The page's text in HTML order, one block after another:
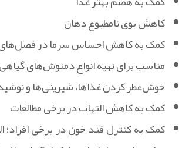
کاهش بوی نامطبوع دهان
کمک به کاهش احساس سرما در
مناسب برای تهیه انواع دمنوش‌های گیاهی
خوش‌عطر کردن غذاها، شیرینی‌ها و
کمک به کاهش التهاب در برخی مطالعات
کمک به کنترل قند خون در برخی افراد؛